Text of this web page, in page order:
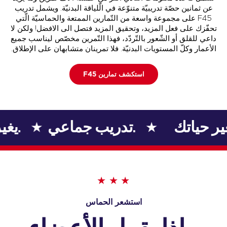
عن ثمانين حصّة تدريبيّة متنوّعة في الّلياقة البدنيّة. ويشمل تدريب
F45 على مجموعة واسعة من التّمارين الممتعة والحماسيّة الّتي
تحفّزك على فعل المزيد، وتحقيق المزيد فتصل الى الافضل! ولكن لا
داعي للقلق أو الشّعور بالتّردّد، فهذا التّمرين مخصّص ليناسب جميع
الأعمار وكلّ المستويات البدنيّة. فلا تمرينان متشابهان على الإطلاق.
استكشف تمارين F45
تدريب جماعي. يغير حياتك.
استشعر الحماس